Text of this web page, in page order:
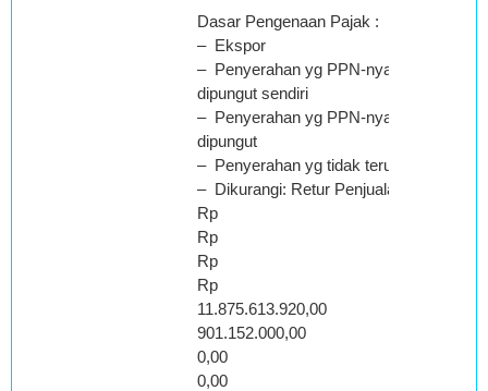
Dasar Pengenaan Pajak :
– Ekspor
– Penyerahan yg PPN-nya harus
dipungut sendiri
– Penyerahan yg PPN-nya tidak
dipungut
– Penyerahan yg tidak terutang PPN
– Dikurangi: Retur PenjualanRp
Rp
Rp
Rp
Rp
11.875.613.920,00
901.152.000,00
0,00
0,00